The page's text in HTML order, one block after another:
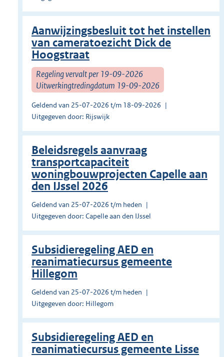
Aanwijzingsbesluit tot het instellen
van cameratoezicht Dick de
Hoogstraat
Regeling vervalt per 19-09-2026
Uitwerkingtredingdatum 19-09-2026
Geldend van 25-07-2026 t/m 18-09-2026
Uitgegeven door: Rijswijk
Beleidsregels aanvraag
transportcapaciteit
woningbouwprojecten Capelle aan
den IJssel 2026
Geldend van 25-07-2026 t/m heden
Uitgegeven door: Capelle aan den IJssel
Subsidieregeling AED en
reanimatiecursus gemeente
Hillegom
Geldend van 25-07-2026 t/m heden
Uitgegeven door: Hillegom
Subsidieregeling AED en
reanimatiecursus gemeente Lisse